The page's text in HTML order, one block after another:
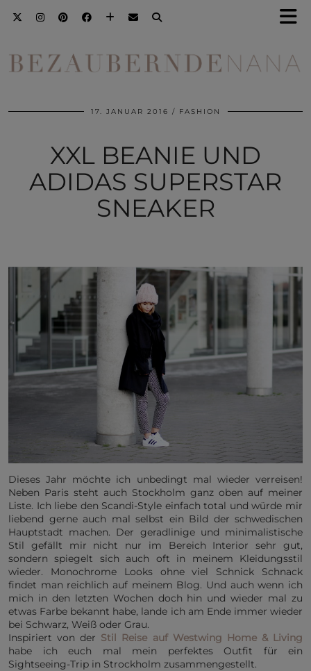
17. JANUAR 2016 FASHION
XXL BEANIE UND
ADIDAS SUPERSTAR
SNEAKER
Dieses Jahr möchte ich unbedingt mal wieder verreisen!
Neben Paris steht auch Stockholm ganz oben auf meiner
Liste. Ich liebe den Scandi-Style einfach total und würde mir
liebend gerne auch mal selbst ein Bild der schwedischen
Hauptstadt machen. Der geradlinige und minimalistische
Stil gefällt mir nicht nur im Bereich Interior sehr gut,
sondern spiegelt sich auch oft in meinem Kleidungsstil
wieder. Monochrome Looks ohne viel Schnick Schnack
findet man reichlich auf meinem Blog. Und auch wenn ich
mich in den letzten Wochen doch hin und wieder mal zu
etwas Farbe bekannt habe, lande ich am Ende immer wieder
bei Schwarz, Weiß oder Grau.
Inspiriert von der Stil Reise auf Westwing Home & Living
habe ich euch mal mein perfektes Outfit für ein
Sightseeing-Trip in Strockholm zusammengestellt.